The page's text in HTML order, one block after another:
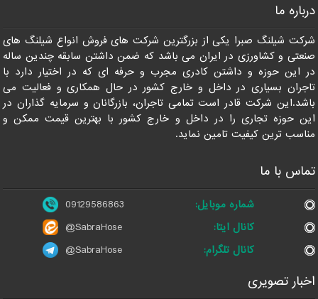
درباره ما
شرکت شیلنگ صبرا یکی از بزرگترین شرکت های فروش انواع شیلنگ های
صنعتی و کشاورزی در ایران می باشد که ضمن داشتن سابقه چندین ساله
در این حوزه و داشتن کادری مجرب و حرفه ای که در اختیار دارد با
تاجران بسیاری در داخل و خارج کشور در حال همکاری و فعالیت می
باشد.این شرکت قادر است تمامی تاجران، بازرگانان و سرمایه گذاران در
این حوزه تجاری را در داخل و خارج کشور با بهترین قیمت ممکن و
مناسب ترین کیفیت تامین نماید.
تماس با ما
شماره موبایل:
09129586863
کانال ایتا:
@SabraHose
کانال تلگرام:
@SabraHose
اخبار تصویری